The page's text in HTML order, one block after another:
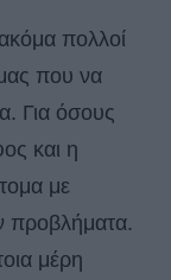
πολλοί
που να
Για όσους
και η
με
προβλήματα.
μέρη